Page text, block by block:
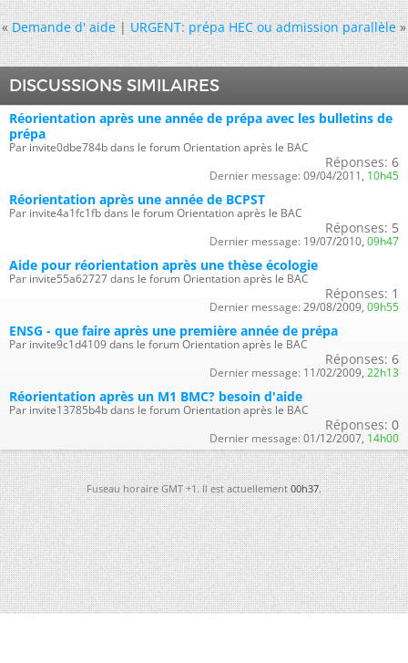
« Demande d' aide|URGENT: prépa HEC ou admission parallèle »
DISCUSSIONS SIMILAIRES
Réorientation après une année de prépa avec les bulletins de
prépa
Par invite0dbe784b dans le forum Orientation après le BAC
Réponses: 6
Dernier message: 09/04/2011, 10h45
Réorientation après une année de BCPST
Par invite4a1fc1fb dans le forum Orientation après le BAC
Réponses: 5
Dernier message: 19/07/2010, 09h47
Aide pour réorientation après une thèse écologie
Par invite55a62727 dans le forum Orientation après le BAC
Réponses: 1
Dernier message: 29/08/2009, 09h55
ENSG - que faire après une première année de prépa
Par invite9c1d4109 dans le forum Orientation après le BAC
Réponses: 6
Dernier message: 11/02/2009, 22h13
Réorientation après un M1 BMC? besoin d'aide
Par invite13785b4b dans le forum Orientation après le BAC
Réponses: 0
Dernier message: 01/12/2007, 14h00
Fuseau horaire GMT +1. Il est actuellement00h37.